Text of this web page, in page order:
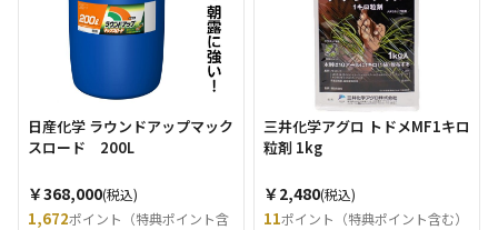
日産化学 ラウンドアップマック
スロード 200L
￥368,000(税込)
1,672ポイント（特典ポイント含
三井化学アグロ トドメMF1キロ
粒剤 1kg
￥2,480(税込)
11ポイント（特典ポイント含む）